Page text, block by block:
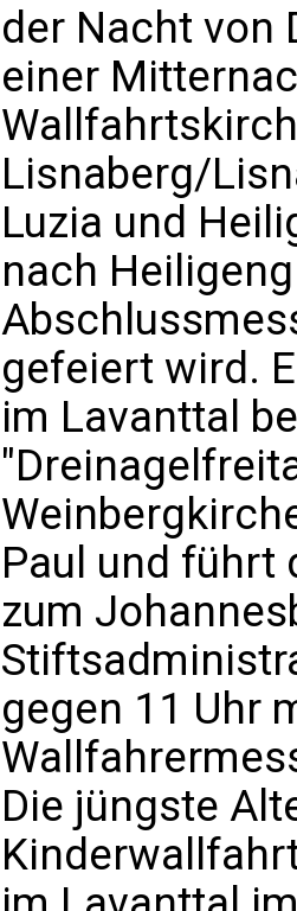
der Nacht von
einer
Lisnaberg/
Luzia und
nach
gefeiert wird.
im Lavanttal
Paul und führt
zum
gegen 11 Uhr
Die jüngste